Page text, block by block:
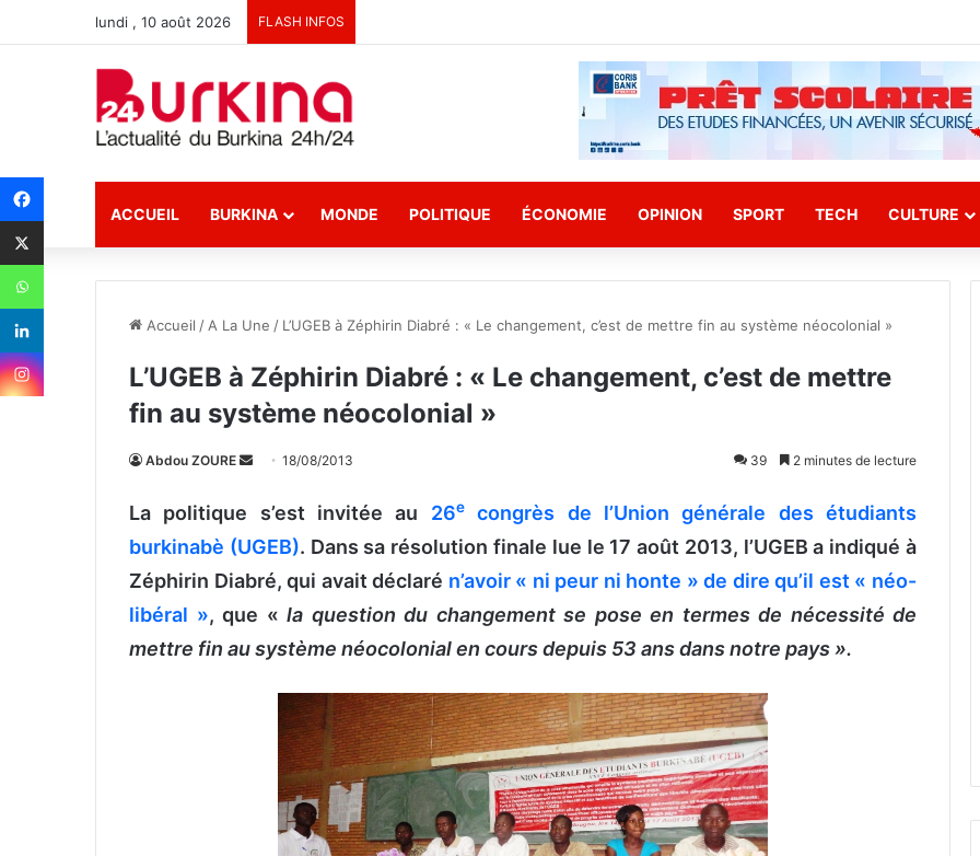
lundi , 10 août 2026 FLASH INFOS
ACCUEIL BURKINA MONDE POLITIQUE ÉCONOMIE OPINION SPORT TECH CULTURE
Accueil / A La Une / L’UGEB à Zéphirin Diabré : « Le changement, c’est de mettre fin au système néocolonial »
L’UGEB à Zéphirin Diabré : « Le changement, c’est de mettre
fin au système néocolonial »
Abdou ZOURE
o
e
r
u
18/08/2013 39 2 minutes de lecture
La politique s’est invitée au 26econgrès de l’Union générale des étudiants
burkinabè (UGEB). Dans sa résolution finale lue le 17 août 2013, l’UGEB a indiqué à
Zéphirin Diabré, qui avait déclaré n’avoir « ni peur ni honte » de dire qu’il est « néo-
libéral », que « la question du changement se pose en termes de nécessité de
mettre fin au système néocolonial en cours depuis 53 ans dans notre pays ».